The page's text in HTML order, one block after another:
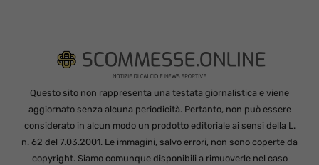
Questo sito non rappresenta una testata giornalistica e viene
aggiornato senza alcuna periodicità. Pertanto, non può essere
considerato in alcun modo un prodotto editoriale ai sensi della L.
n. 62 del 7.03.2001. Le immagini, salvo errori, non sono coperte da
copyright. Siamo comunque disponibili a rimuoverle nel caso